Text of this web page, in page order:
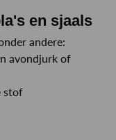
en sjaals
andere:
avondjurk of
stof